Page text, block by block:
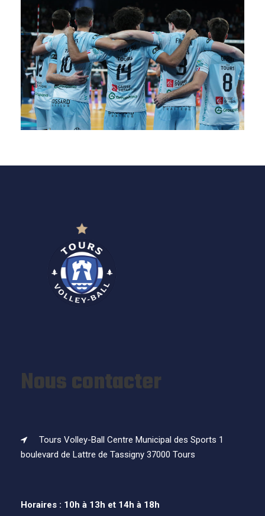
SAISON 24/25-9
Nous contacter
Tours Volley-Ball Centre Municipal des Sports 1
boulevard de Lattre de Tassigny 37000 Tours
Horaires : 10h à 13h et 14h à 18h